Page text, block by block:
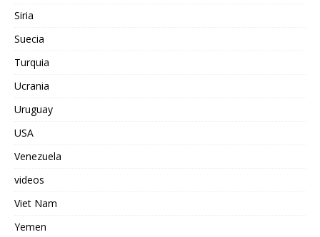
Siria
Suecia
Turquia
Ucrania
Uruguay
USA
Venezuela
videos
Viet Nam
Yemen